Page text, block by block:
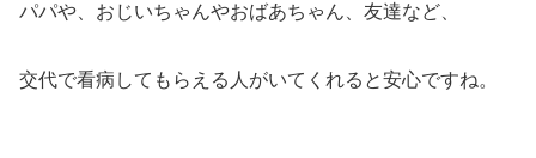
パパや、おじいちゃんやおばあちゃん、友達など、
交代で看病してもらえる人がいてくれると安心ですね。